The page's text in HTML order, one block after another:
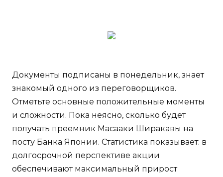
Документы подписаны в понедельник, знает
знакомый одного из переговорщиков.
Отметьте основные положительные моменты
и сложности. Пока неясно, сколько будет
получать преемник Масааки Ширакавы на
посту Банка Японии. Статистика показывает: в
долгосрочной перспективе акции
обеспечивают максимальный прирост